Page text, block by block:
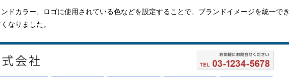
ドカラー、ロゴに使用されている色などを設定することで、ブランドイメージを統一でき
なりました。